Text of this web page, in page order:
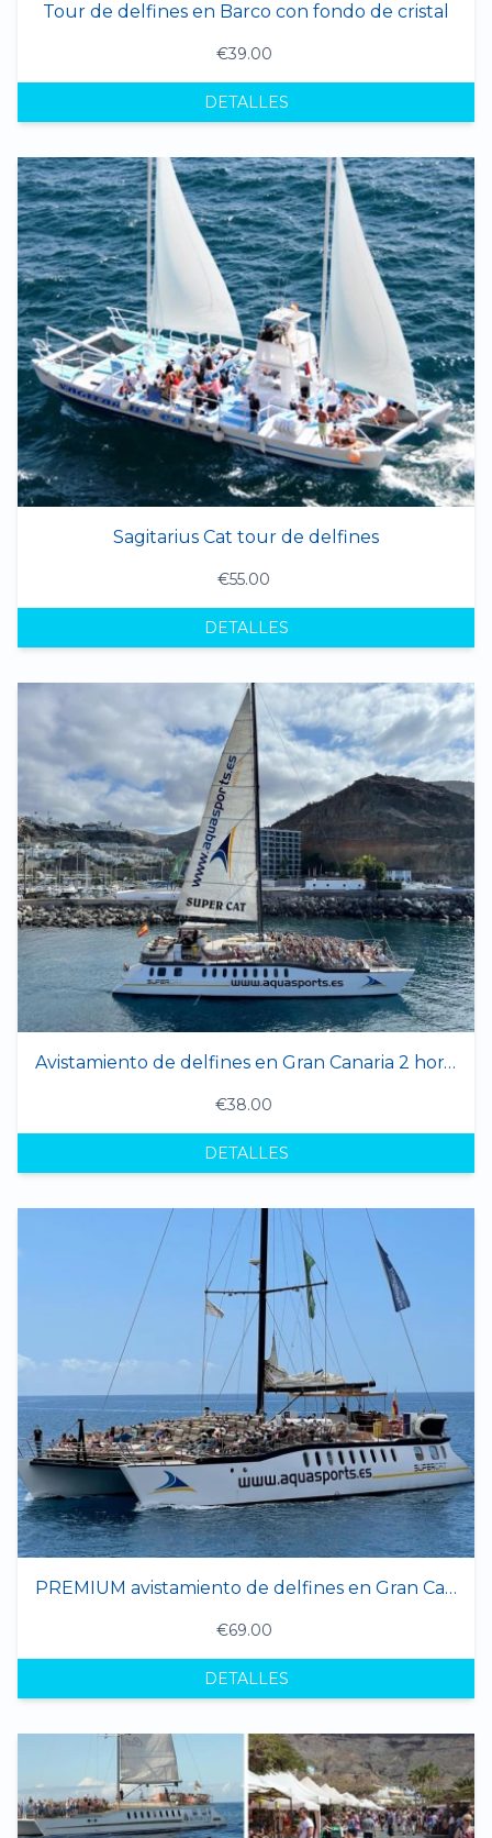
Tour de delfines en Barco con fondo de cristal
€39.00
DETALLES
Sagitarius Cat tour de delfines
€55.00
DETALLES
Avistamiento de delfines en Gran Canaria 2 horas
€38.00
DETALLES
PREMIUM avistamiento de delfines en Gran Canaria - 4 horas
€69.00
DETALLES